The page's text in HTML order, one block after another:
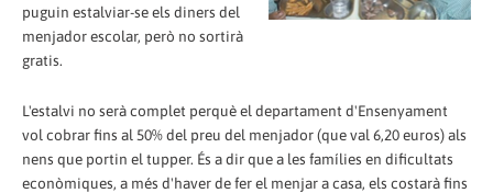
puguin estalviar-se els diners del
menjador escolar, però no sortirà
gratis.
L'estalvi no serà complet perquè el departament d'Ensenyament
vol cobrar fins al 50% del preu del menjador (que val 6,20 euros) als
nens que portin el tupper. És a dir que a les famílies en dificultats
econòmiques, a més d'haver de fer el menjar a casa, els costarà fins